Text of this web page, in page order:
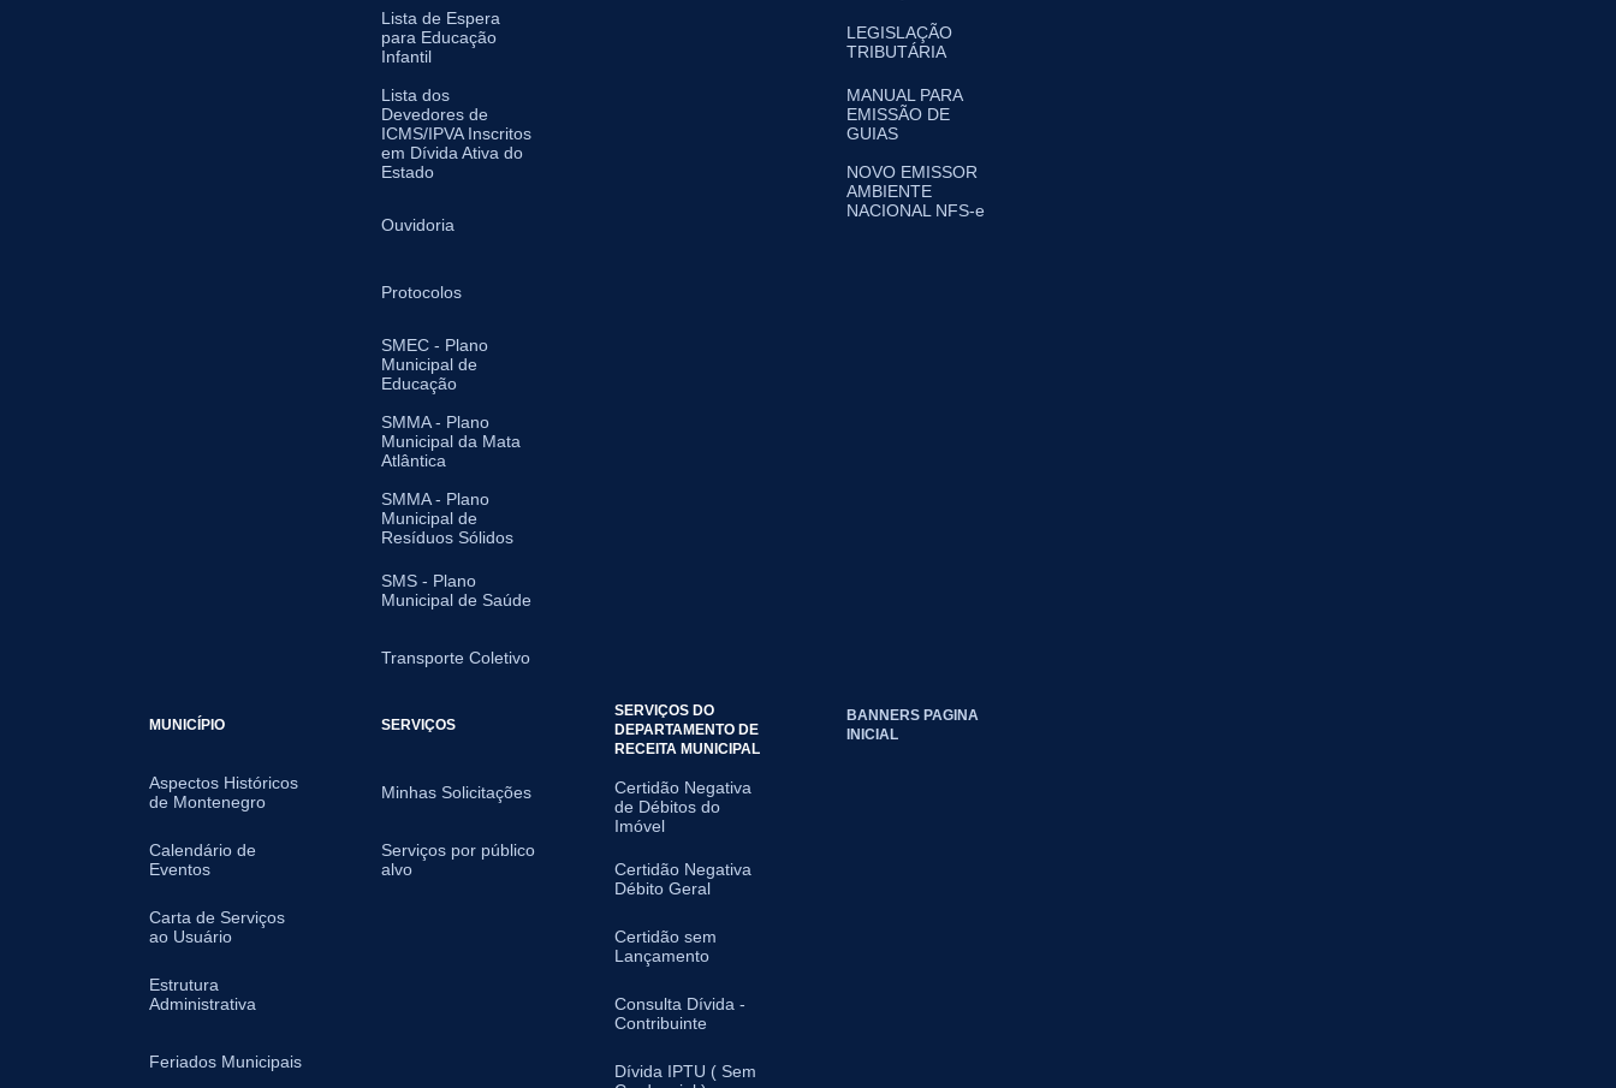
Lista de Espera
para Educação
Infantil
Lista dos
Devedores de
ICMS/IPVA Inscritos
em Dívida Ativa do
Estado
Ouvidoria
Protocolos
SMEC - Plano
Municipal de
Educação
SMMA - Plano
Municipal da Mata
Atlântica
SMMA - Plano
Municipal de
Resíduos Sólidos
SMS - Plano
Municipal de Saúde
Transporte Coletivo
LEGISLAÇÃO
TRIBUTÁRIA
MANUAL PARA
EMISSÃO DE
GUIAS
NOVO EMISSOR
AMBIENTE
NACIONAL NFS-e
MUNICÍPIO
Aspectos Históricos
de Montenegro
Calendário de
Eventos
Carta de Serviços
ao Usuário
Estrutura
Administrativa
Feriados Municipais
SERVIÇOS
Minhas Solicitações
Serviços por público
alvo
SERVIÇOS DO
DEPARTAMENTO DE
RECEITA MUNICIPAL
Certidão Negativa
de Débitos do
Imóvel
Certidão Negativa
Débito Geral
Certidão sem
Lançamento
Consulta Dívida -
Contribuinte
Dívida IPTU ( Sem
BANNERS PAGINA
INICIAL